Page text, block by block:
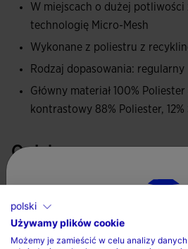
jak pachy, co ułatwia
Haftowane logo Joma.
W miejscach o dużej potliwości
technologię Micro-Mesh
Wykonane z poliestru z
Rodzaj dopasowania: regularny
Główny materiał 100%
kontrastowy 88% Poliester, 12%
Opieka
Prac w pralce maksymalnie w
Nie stosowac wybielacza
Nie suszyc w suszarce
Wybierz kraj
polski
Używamy plików cookie
Możemy je zamieścić w celu analizy